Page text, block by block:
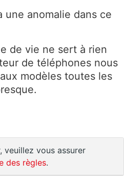
anomalie dans ce
de vie ne sert à rien
de téléphones nous
modèles toutes les
veuillez vous assurer
des règles.